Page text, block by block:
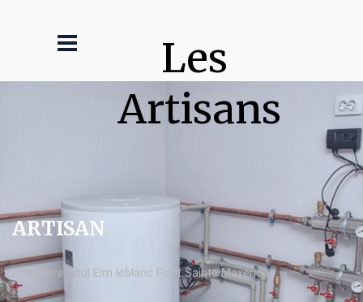
Les
Artisans
ARTISAN
chaudière fioul Elm leblanc Pont Sainte Maxence